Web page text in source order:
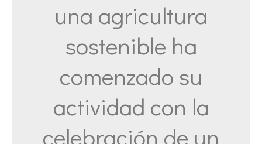
una agricultura
sostenible ha
comenzado su
actividad con la
celebración de un